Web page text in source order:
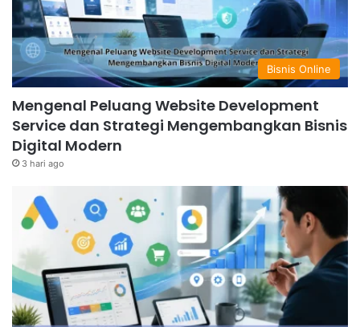
Bisnis Online
Mengenal Peluang Website Development
Service dan Strategi Mengembangkan Bisnis
Digital Modern
3 hari ago